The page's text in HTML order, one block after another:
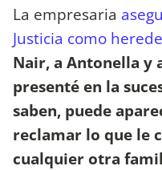
La empresaria
Justicia como
Nair,a Antonella y
presenté en la
saben, puede
reclamar lo que le
cualquier otra